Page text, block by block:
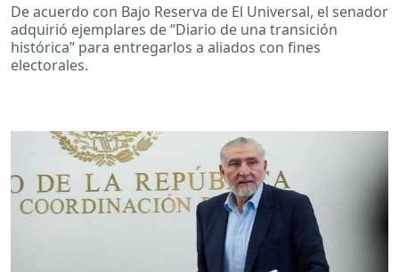
De acuerdo con Bajo Reserva de El Universal, el senador
adquirió ejemplares de “Diario de una transición
histórica” para entregarlos a aliados con fines
electorales.